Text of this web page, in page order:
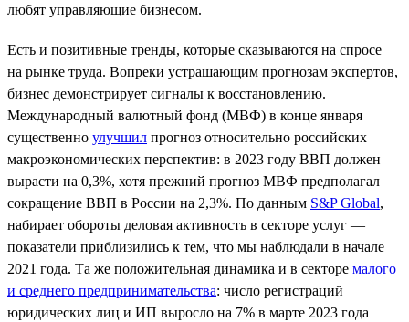
любят управляющие бизнесом.
Есть и позитивные тренды, которые сказываются на спросе
на рынке труда. Вопреки устрашающим прогнозам экспертов,
бизнес демонстрирует сигналы к восстановлению.
Международный валютный фонд (МВФ) в конце января
существенно улучшил прогноз относительно российских
макроэкономических перспектив: в 2023 году ВВП должен
вырасти на 0,3%, хотя прежний прогноз МВФ предполагал
сокращение ВВП в России на 2,3%. По данным S&P Global,
набирает обороты деловая активность в секторе услуг —
показатели приблизились к тем, что мы наблюдали в начале
2021 года. Та же положительная динамика и в секторе малого
и среднего предпринимательства: число регистраций
юридических лиц и ИП выросло на 7% в марте 2023 года